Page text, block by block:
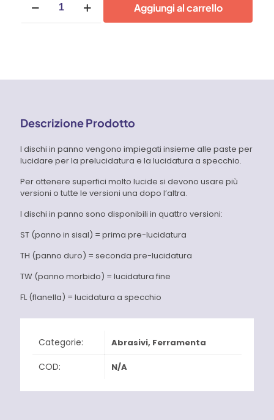
14,90 €
panno
quantità
Aggiungi al carrello
Descrizione Prodotto
I dischi in panno vengono impiegati insieme alle paste per
lucidare per la prelucidatura e la lucidatura a specchio.
Per ottenere superfici molto lucide si devono usare più
versioni o tutte le versioni una dopo l’altra.
I dischi in panno sono disponibili in quattro versioni:
ST (panno in sisal) = prima pre-lucidatura
TH (panno duro) = seconda pre-lucidatura
TW (panno morbido) = lucidatura fine
FL (flanella) = lucidatura a specchio
Categorie: Abrasivi, Ferramenta
COD: N/A